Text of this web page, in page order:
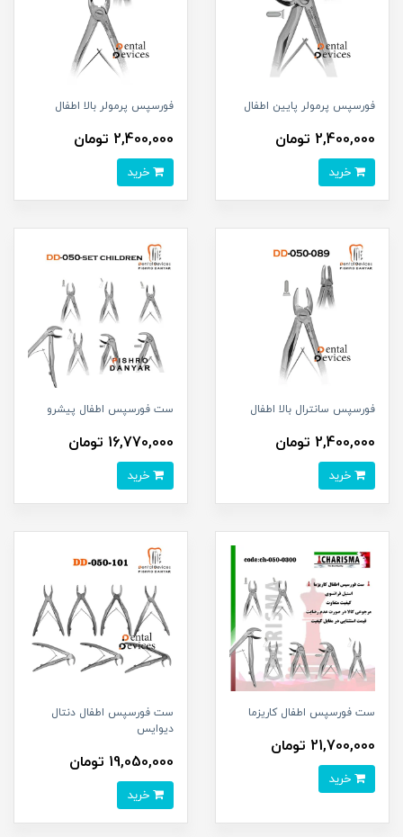
فورسپس پرمولر پایین اطفال
2,400,000 تومان
فورسپس پرمولر بالا اطفال
2,400,000 تومان
فورسپس سانترال بالا اطفال
2,400,000 تومان
ست فورسپس اطفال پیشرو
16,770,000 تومان
ست فورسپس اطفال کاریزما
21,700,000 تومان
ست فورسپس اطفال دنتال
دیوایس
19,050,000 تومان